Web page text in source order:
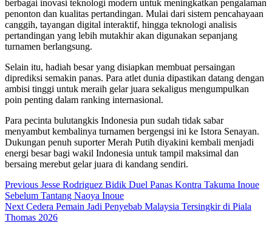
berbagai inovasi teknologi modern untuk meningkatkan pengalaman
penonton dan kualitas pertandingan. Mulai dari sistem pencahayaan
canggih, tayangan digital interaktif, hingga teknologi analisis
pertandingan yang lebih mutakhir akan digunakan sepanjang
turnamen berlangsung.
Selain itu, hadiah besar yang disiapkan membuat persaingan
diprediksi semakin panas. Para atlet dunia dipastikan datang dengan
ambisi tinggi untuk meraih gelar juara sekaligus mengumpulkan
poin penting dalam ranking internasional.
Para pecinta bulutangkis Indonesia pun sudah tidak sabar
menyambut kembalinya turnamen bergengsi ini ke Istora Senayan.
Dukungan penuh suporter Merah Putih diyakini kembali menjadi
energi besar bagi wakil Indonesia untuk tampil maksimal dan
bersaing merebut gelar juara di kandang sendiri.
Post
navigation
Previous Jesse Rodriguez Bidik Duel Panas Kontra Takuma Inoue
Sebelum Tantang Naoya Inoue
Next Cedera Pemain Jadi Penyebab Malaysia Tersingkir di Piala
Thomas 2026